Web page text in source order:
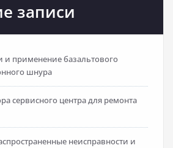
записи
и применение базальтового
шнура
сервисного центра для ремонта
неисправности и